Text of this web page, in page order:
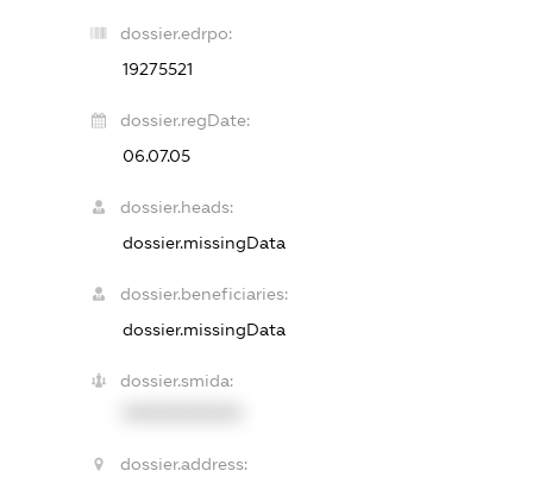
dossier.edrpo:
19275521
dossier.regDate:
06.07.05
dossier.heads:
dossier.missingData
dossier.beneficiaries:
dossier.missingData
dossier.smida:
dossier.address: